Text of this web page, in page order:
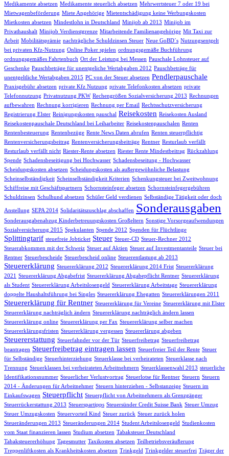
Medikamente absetzen Medikamente steuerlich absetzen Mehrwertsteuer 7 oder 19 bei
Mietwagenbeförderung Miete Angehörige Mietentschädigung keine Werbungskosten
Mietkosten absetzen Mindestlohn in Deutschland Minijob ab 2013 Minijob im
Privathaushalt Minijob Verdienstgrenze Mitarbeitende Familienangehörige Mit Taxi zur
Arbeit Mobilitätsprämie nachträgliche Schuldzinsen Steuer Neue GoBD´s Nutzungsentgelt
bei privaten Kfz-Nutzung Online Poker spielen ordnungsgemäße Buchführung
ordnungsgemäßes Fahrtenbuch Ort der Leistung bei Messen Pauschale Lohnsteuer auf
Geschenke Pauschbeträge für unentgeliche Wertabgaben 2012 Pauschbeträge für
unentgeltliche Wertabgaben 2015 PC von der Steuer absetzen Pendlerpauschale
Praxisgebühr absetzen private Kfz Nutzung private Telefonkosten absetzen private
Telefonnutzung Privatnutzung PKW Rechengrößen Sozialversicherung 2013 Rechnungen
aufbewahren Rechnung korrigieren Rechnung per Email Rechtsschutzversicherung
Registrierung Elster Reinigungskosten pauschal Reisekosten Reisekosten Ausland
Reisekostenpauschale Deutschland bei Leiharbeiter Reisekostenpauschalen Renten
Rentenbesteuerung Rentenbezüge Rente News Daten abrufen Renten steuerpflichtig
Rentenversicherungsbeitrag Rentenversicherungsbeiträge Rentner Resturlaub verfällt
Resturlaub verfällt nicht Riester-Rente absetzen Riester Rente Mindestbeitrag Rückzahlung
Spende Schadensbeseitigung bei Hochwasser Schadensbeseitung - Hochwasser
Scheidungskosten absetzen Scheidungskosten als außergewöhnliche Belastung
Scheinselbständigkeit Scheinselbständigkeit Kriterien Schenkungsteuer bei Zweitwohnung
Schiffreise mit Geschäftspartnern Schornsteinfeger absetzen Schornsteinfegergebühren
Schuldzinsen Schulhund absetzen Schüler Geld verdienen Selbständige Tätigkeit oder doch
Anstellung SEPA 2014 Solidaritätszuschlag abschaffen Sonderausgaben
Sonderausgabenabzug Kinderbetreuungskosten Großeltern Sonstige Vorsorgeaufwendungen
Sozialversicherung 2015 Spekulanten Spende 2012 Spenden für Flüchtlinge
Splittingtarif steuefreie Jobticket Steuer Steuer-CD Steuer-Rechner 2012
Steuerabkommen mit der Schweiz Steuer auf Aktien Steuer auf Investmentanteile Steuer bei
Rentner Steuerbescheide Steuerbescheid online Steuerentlastung ab 2013
Steuererklärung Steuererklärung 2012 Steuererklärung 2014 Frist Steuererklärung
2021
Steuererklärung Abgabefrist Steuererklärung Abgabepflicht Rentner Steuererklärung
als Student Steuererklärung Arbeitslosengeld Steuererklärung Arbeitstage Steuererklärung
doppelte Haushaltsführung bei Singles Steuererklärung Ehegatten Steuererklärungen 2011
Steuererklärung für Rentner Steuererklärung für Vereine Steuererklärung mit Elster
Steuererklärung nachträglich ändern Steuererklärung nachträglich ändern lassen
Steuererklärung online Steuererklärung per Fax Steuererklärung selber machen
Steuererklärungsfristen Steuererklärung vergessen Steuererlärung abgeben
Steuererstattung Steuerfahnder vor der Tür Steuerfreibetrag Steuerfreibetrag
beantragen Steuerfreibetrag eintragen lassen Steuerfreier Teil der Rente Steuer
für Selbständige Steuerhinterziehung Steuerklasse bei verheirateten Steuerklasse nach
Trennung Steuerklassen bei verheirateten Arbeitnehmern Steuerklassenwahl 2013 steuerliche
Identifikationsnummer Steuerlicher Verlustvortrag Steuerlotse für Rentner Steuern Steuern
2014 - Änderungen für Arbeitnehmer Steuern hinterziehen - Selbstanzeige Steuern im
Einkaufswagen Steuerpflicht Steuerpflicht von Arbeitnehmern als Grenzgänger
Steuerrückerstattung 2013 Steuerspartipps Steuersünder Credit Suisse Bank Steuer Umzug
Steuer Umzugskosten Steuervorteil Kind Steuer zurück Steuer zurück holen
Steueränderungen 2013 Steueränderungen 2014 Student Arbeitslosengeld Studienkosten
vom Staat finanzieren lassen Studium absetzen Tabaksteuer Deutschland
Tabaksteuererhöhung Tagesmutter Taxikosten absetzen Teilbetriebsveräußerung
Treppenliftkosten als Krankheitskosten absetzen Trinkgeld Trinkgelder steuerfrei Träger der